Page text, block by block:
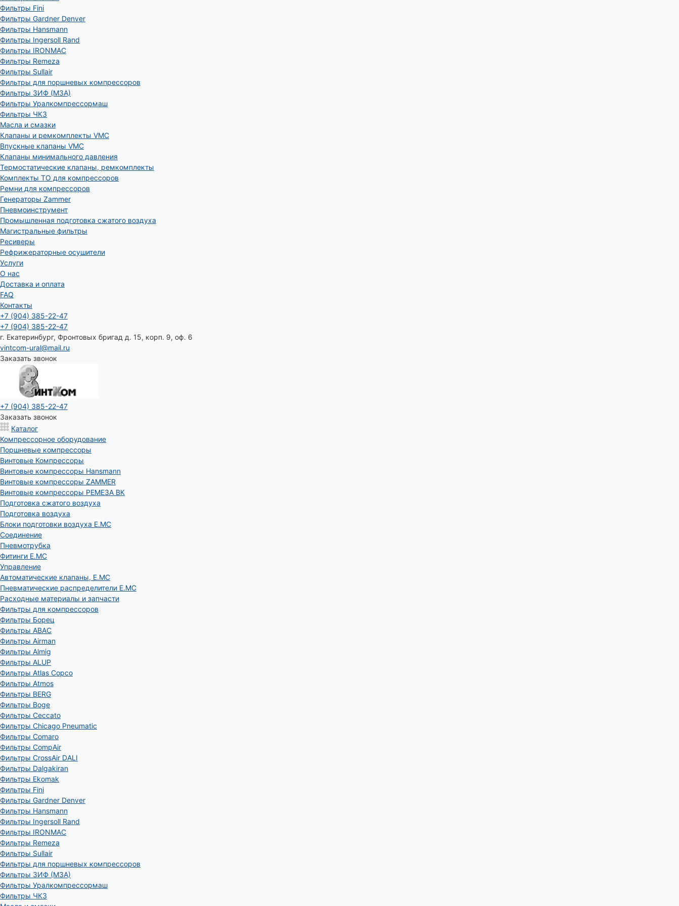
Фильтры Fini
Фильтры Gardner Denver
Фильтры Hansmann
Фильтры Ingersoll Rand
Фильтры IRONMAC
Фильтры Remeza
Фильтры Sullair
Фильтры для поршневых компрессоров
Фильтры ЗИФ (МЗА)
Фильтры Уралкомпрессормаш
Фильтры ЧКЗ
Масла и смазки
Клапаны и ремкомплекты VMC
Впускные клапаны VMC
Клапаны минимального давления
Термостатические клапаны, ремкомплекты
Комплекты ТО для компрессоров
Ремни для компрессоров
Генераторы Zammer
Пневмоинструмент
Промышленная подготовка сжатого воздуха
Магистральные фильтры
Ресиверы
Рефрижераторные осушители
Услуги
О нас
Доставка и оплата
FAQ
Контакты
+7 (904) 385-22-47
+7 (904) 385-22-47
г. Екатеринбург, Фронтовых бригад д. 15, корп. 9, оф. 6
vintcom-ural@mail.ru
Заказать звонок
+7 (904) 385-22-47
Заказать звонок
Каталог
Компрессорное оборудование
Поршневые компрессоры
Винтовые Компрессоры
Винтовые компрессоры Hansmann
Винтовые компрессоры ZAMMER
Винтовые компрессоры РЕМЕЗА ВК
Подготовка сжатого воздуха
Подготовка воздуха
Блоки подготовки воздуха E.MC
Соединение
Пневмотрубка
Фитинги E.MC
Управление
Автоматические клапаны, Е.МС
Пневматические распределители E.MC
Расходные материалы и запчасти
Фильтры для компрессоров
Фильтры Борец
Фильтры ABAC
Фильтры Airman
Фильтры Almig
Фильтры ALUP
Фильтры Atlas Copco
Фильтры Atmos
Фильтры BERG
Фильтры Boge
Фильтры Ceccato
Фильтры Chicago Pneumatic
Фильтры Comaro
Фильтры CompAir
Фильтры CrossAir DALI
Фильтры Dalgakiran
Фильтры Ekomak
Фильтры Fini
Фильтры Gardner Denver
Фильтры Hansmann
Фильтры Ingersoll Rand
Фильтры IRONMAC
Фильтры Remeza
Фильтры Sullair
Фильтры для поршневых компрессоров
Фильтры ЗИФ (МЗА)
Фильтры Уралкомпрессормаш
Фильтры ЧКЗ